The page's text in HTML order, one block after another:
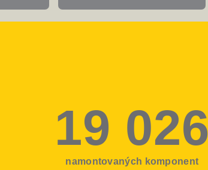
19 026
namontovaných komponent